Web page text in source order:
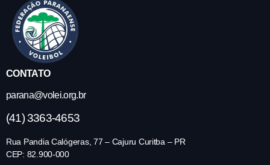
CONTATO
parana@volei.org.br
(41) 3363-4653
Rua Pandia Calógeras, 77 – Cajuru Curitba – PR
CEP: 82.900-000